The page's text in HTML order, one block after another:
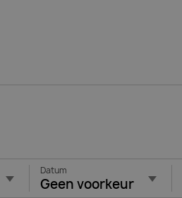
Datum
Geen voorkeur